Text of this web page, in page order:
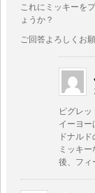
これにミッキーを
ょうか？
ご回答よろしくお
ピグレ
イーヨー
ドナル
ミッキ
後、フィ